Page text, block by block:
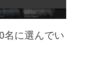
名に選んでい